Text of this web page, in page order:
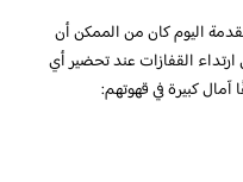
اليوم كان من الممكن أن
القفازات عند تحضير أي
كبيرة في قهوتهم: